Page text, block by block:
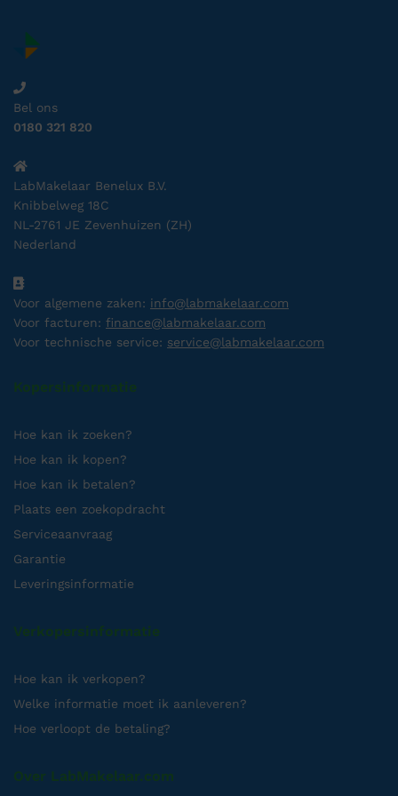
Bel ons
0180 321 820
LabMakelaar Benelux B.V.
Knibbelweg 18C
NL-2761 JE Zevenhuizen (ZH)
Nederland
Voor algemene zaken: info@labmakelaar.com
Voor facturen: finance@labmakelaar.com
Voor technische service: service@labmakelaar.com
Kopersinformatie
Hoe kan ik zoeken?
Hoe kan ik kopen?
Hoe kan ik betalen?
Plaats een zoekopdracht
Serviceaanvraag
Garantie
Leveringsinformatie
Verkopersinformatie
Hoe kan ik verkopen?
Welke informatie moet ik aanleveren?
Hoe verloopt de betaling?
Over LabMakelaar.com